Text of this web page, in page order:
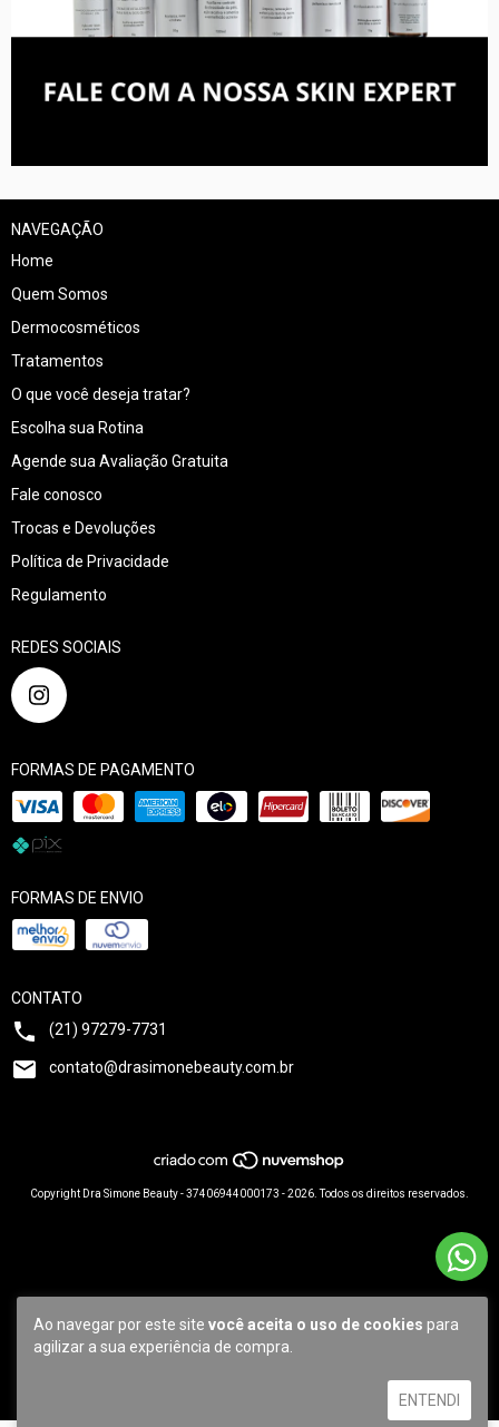
Ao navegar por este site você aceita o uso de cookies para
agilizar a sua experiência de compra.
ENTENDI
NAVEGAÇÃO
Home
Quem Somos
Dermocosméticos
Tratamentos
O que você deseja tratar?
Escolha sua Rotina
Agende sua Avaliação Gratuita
Fale conosco
Trocas e Devoluções
Política de Privacidade
Regulamento
REDES SOCIAIS
FORMAS DE PAGAMENTO
FORMAS DE ENVIO
CONTATO
(21) 97279-7731
contato@drasimonebeauty.com.br
Copyright Dra Simone Beauty - 37406944000173 - 2026. Todos os direitos reservados.